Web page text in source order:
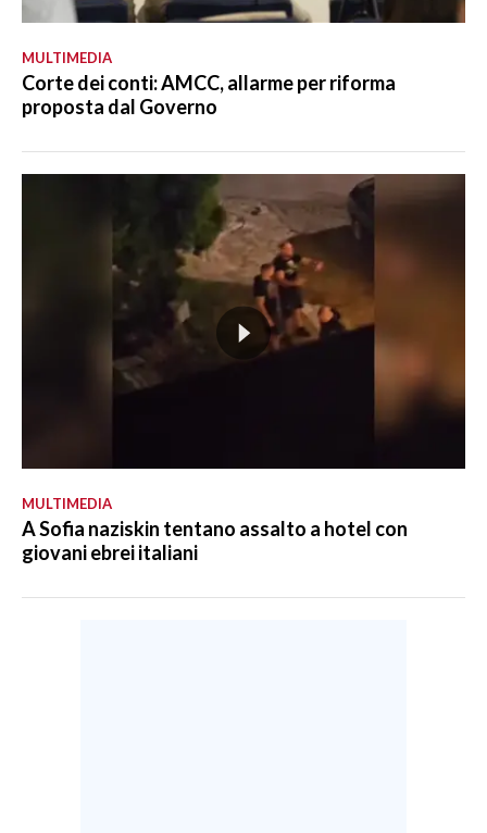
MULTIMEDIA
Corte dei conti: AMCC, allarme per riforma
proposta dal Governo
MULTIMEDIA
A Sofia naziskin tentano assalto a hotel con
giovani ebrei italiani